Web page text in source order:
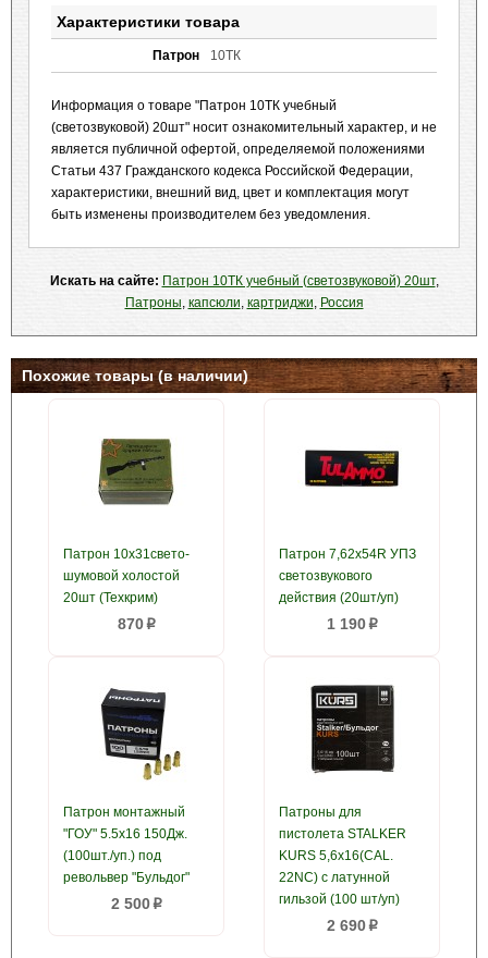
Характеристики товара
Патрон 10ТК
Информация о товаре "Патрон 10ТК учебный
(светозвуковой) 20шт" носит ознакомительный характер, и не
является публичной офертой, определяемой положениями
Статьи 437 Гражданского кодекса Российской Федерации,
характеристики, внешний вид, цвет и комплектация могут
быть изменены производителем без уведомления.
Искать на сайте: Патрон 10ТК учебный (светозвуковой) 20шт,
Патроны, капсюли, картриджи, Россия
Похожие товары (в наличии)
Патрон 10x31свето-
шумовой холостой
20шт (Техкрим)
870p
Патрон 7,62х54R УПЗ
светозвукового
действия (20шт/уп)
1 190p
Патрон монтажный
"ГОУ" 5.5х16 150Дж.
(100шт./уп.) под
револьвер "Бульдог"
2 500p
Патроны для
пистолета STALKER
KURS 5,6х16(CAL.
22NC) c латунной
гильзой (100 шт/уп)
2 690p